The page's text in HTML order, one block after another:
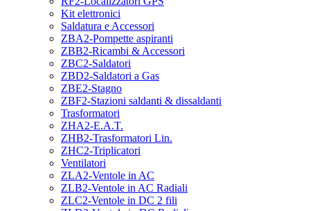
Kit elettronici
Saldatura e Accessori
ZBA2-Pompette aspiranti
ZBB2-Ricambi & Accessori
ZBC2-Saldatori
ZBD2-Saldatori a Gas
ZBE2-Stagno
ZBF2-Stazioni saldanti & dissaldanti
Trasformatori
ZHA2-E.A.T.
ZHB2-Trasformatori Lin.
ZHC2-Triplicatori
Ventilatori
ZLA2-Ventole in AC
ZLB2-Ventole in AC Radiali
ZLC2-Ventole in DC 2 fili